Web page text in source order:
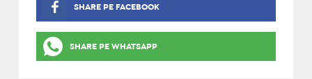
SHARE PE FACEBOOK
SHARE PE WHATSAPP